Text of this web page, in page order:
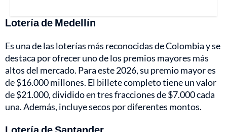
Lotería de Medellín
Es una de las loterías más reconocidas de Colombia y se
destaca por ofrecer uno de los premios mayores más
altos del mercado. Para este 2026, su premio mayor es
de $16.000 millones. El billete completo tiene un valor
de $21.000, dividido en tres fracciones de $7.000 cada
una. Además, incluye secos por diferentes montos.
Lotería de Santander